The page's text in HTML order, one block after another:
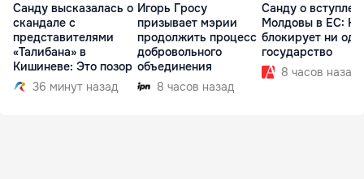
Санду высказалась о
скандале с
представителями
«Талибана» в
Кишиневе: Это позор
36 минут назад
Игорь Гросу
призывает мэрии
продолжить процесс
добровольного
объединения
8 часов назад
Санду о
Молдовы в ЕС:
блокирует ни
государство
8 часов назад